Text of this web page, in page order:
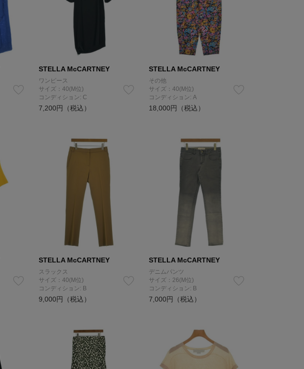
STELLA McCARTNEY
ワンピース
サイズ：40(M位)
コンディション: C
7,200円（税込）
STELLA McCARTNEY
その他
サイズ：40(M位)
コンディション: A
18,000円（税込）
STELLA McCARTNEY
スラックス
サイズ：40(M位)
コンディション: B
9,000円（税込）
STELLA McCARTNEY
デニムパンツ
サイズ：26(M位)
コンディション: B
7,000円（税込）